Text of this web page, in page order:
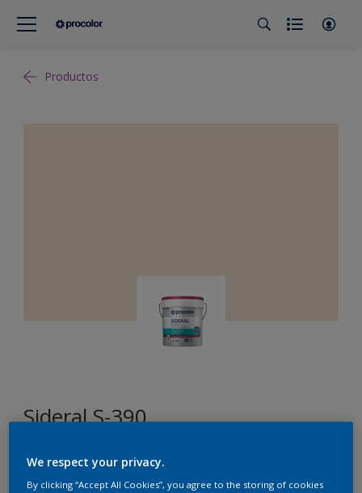
Productos
Sideral S-390
F1.07.87
Cambiar de color
We respect your privacy.
By clicking “Accept All Cookies”, you agree to the storing of cookies